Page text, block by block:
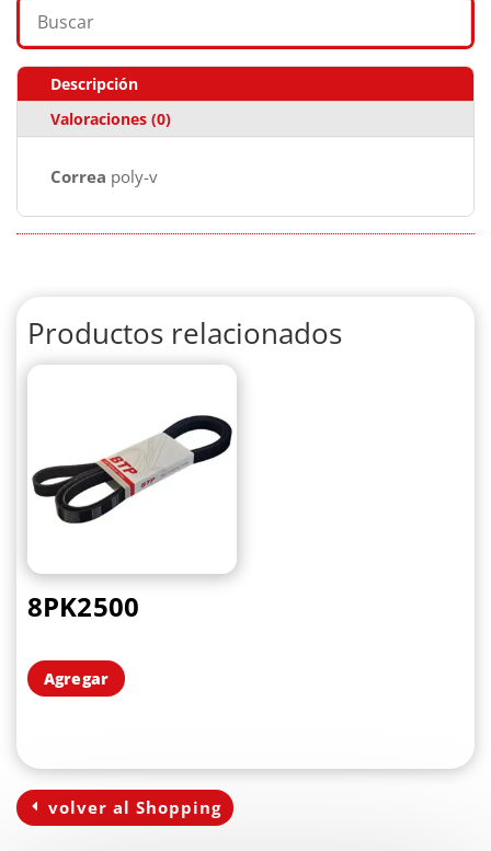
Descripción
Valoraciones (0)
Correa poly-v
Productos relacionados
8PK2500
Agregar
volver al Shopping